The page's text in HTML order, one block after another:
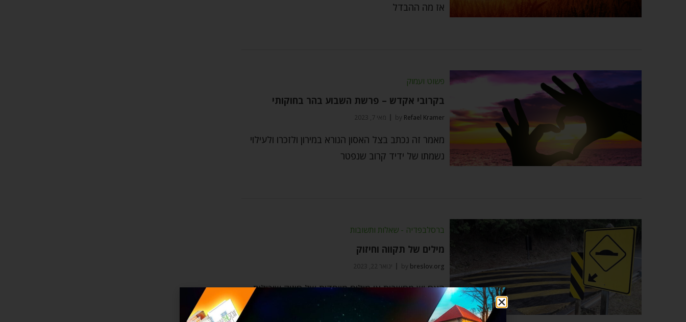
אז מה ההבדל
פשוט ועמוק
בקרובי אקדש – פרשת השבוע בהר בחוקותי
by Refael Kramer מאי 7, 2023
מאמר זה נכתב בצל האסון הנורא במירון ולזכרו ולעילוי
נשמתו של ידיד קרוב שנפטר
ברסלבפדיה - שאלות ותשובות
מילים של תקווה וחיזוק
by breslov.org ינואר 22, 2023
האם יש מחשבות או מילים מיוחדות של חיזוק שיכולות
לתת לי תקווה כשאני מתמודדת